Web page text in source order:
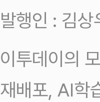
발행인 : 김
이투데이의
재배포, AI학